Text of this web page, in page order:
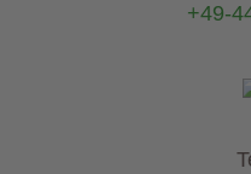
+49-